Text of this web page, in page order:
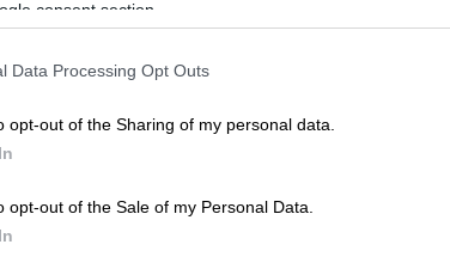
consent section.
Data Processing Opt Outs
opt-out of the Sharing of my personal data.
opt-out of the Sale of my Personal Data.
μου διατάχθηκε προφορικά;» -
Δεμίρη